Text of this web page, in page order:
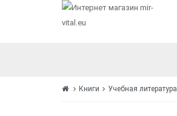
Книги Учебная литература